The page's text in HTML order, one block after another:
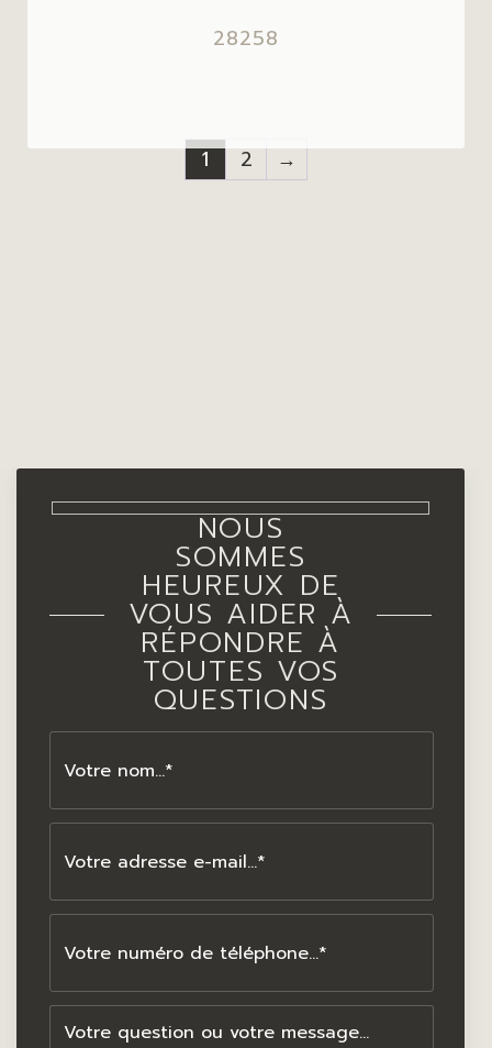
28258
1 2 →
NOUS
SOMMES
HEUREUX DE
VOUS AIDER À
RÉPONDRE À
TOUTES VOS
QUESTIONS